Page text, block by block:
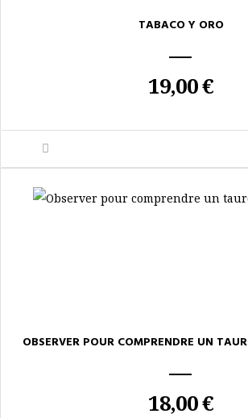
TABACO Y ORO
19,00 €
OBSERVER POUR COMPRENDRE UN
18,00 €